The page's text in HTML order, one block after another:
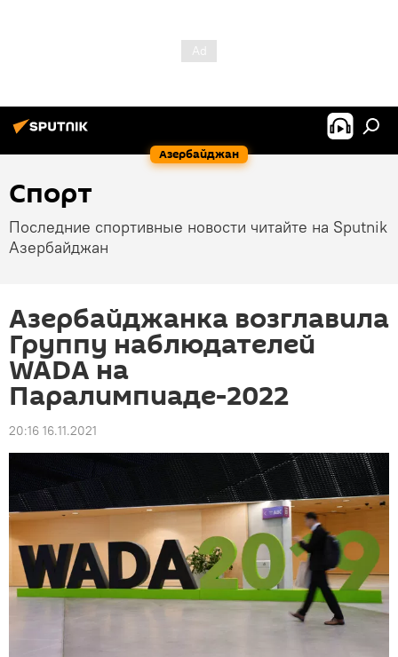
Азербайджан
Спорт
Последние спортивные новости читайте на Sputnik
Азербайджан
Азербайджанка возглавила
Группу наблюдателей
WADA на
Паралимпиаде-2022
20:16 16.11.2021